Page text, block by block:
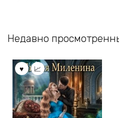
Недавно